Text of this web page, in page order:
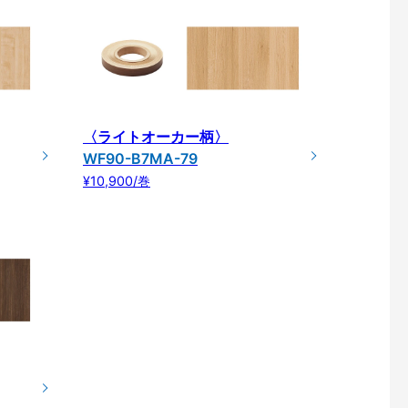
〈ライトオーカー柄〉
WF90-B7MA-79
¥10,900/巻